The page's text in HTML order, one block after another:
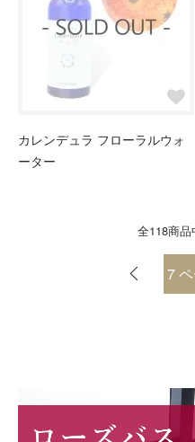
カレンデュラ フローラルウォ
ーター
全118商品
7